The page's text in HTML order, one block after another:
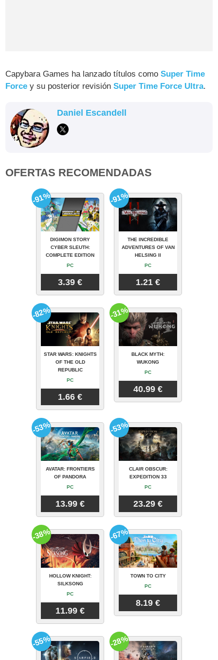
Capybara Games ha lanzado títulos comoSuper Time
Force y su posterior revisiónSuper Time Force Ultra.
Daniel Escandell
OFERTAS RECOMENDADAS
DIGIMON STORY
CYBER SLEUTH:
COMPLETE EDITION
PC
3.39 €
-91%
THE INCREDIBLE
ADVENTURES OF VAN
HELSING II
PC
1.21 €
-91%
STAR WARS: KNIGHTS
OF THE OLD
REPUBLIC
PC
1.66 €
-82%
BLACK MYTH:
WUKONG
PC
40.99 €
-31%
AVATAR: FRONTIERS
OF PANDORA
PC
13.99 €
-53%
CLAIR OBSCUR:
EXPEDITION 33
PC
23.29 €
-53%
HOLLOW KNIGHT:
SILKSONG
PC
11.99 €
-38%
TOWN TO CITY
PC
8.19 €
-67%
-55% -28%